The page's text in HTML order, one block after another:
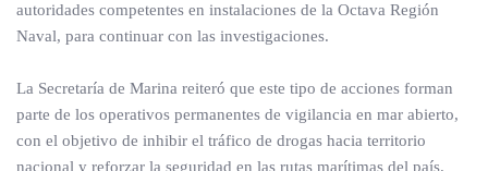
autoridades competentes en instalaciones de la Octava Región
Naval, para continuar con las investigaciones.
La Secretaría de Marina reiteró que este tipo de acciones forman
parte de los operativos permanentes de vigilancia en mar abierto,
con el objetivo de inhibir el tráfico de drogas hacia territorio
nacional y reforzar la seguridad en las rutas marítimas del país.